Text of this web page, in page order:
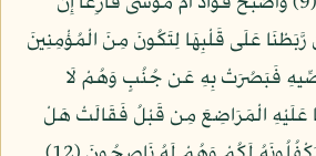
رَّبَطْنَا عَلَى قَلْبِهَا لِتَكُونَ مِنَ الْمُؤْمِنِينَ
قُصِّيهِ فَبَصُرَتْ بِهِ عَن جُنُبٍ وَهُمْ لَا
وَحَرَّمْنَا عَلَيْهِ الْمَرَاضِعَ مِن قَبْلُ فَقَالَتْ هَلْ